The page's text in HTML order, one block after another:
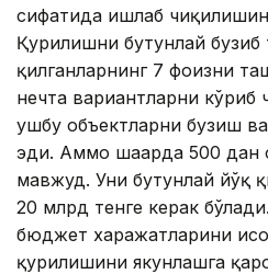
сифатида ишлаб
Қурилишни бутунлай
қилганларнинг 7 фоизни
нечта вариантларни кўриб
ушбу объектларни бузиш
эди. Аммо шаҳарда 500 дан
мавжуд. Уни бутунлай йўқ
20 млрд тенге керак
бюджет харажатларини
қурилишини якунлашга